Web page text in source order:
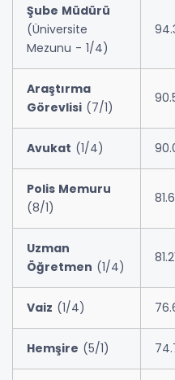
Şube Müdürü
(Üniversite
Mezunu - 1/4)
Araştırma
Görevlisi (7/1)
Avukat (1/4)
Polis Memuru
(8/1)
Uzman
Öğretmen (1/4)
Vaiz (1/4)
Hemşire (5/1)